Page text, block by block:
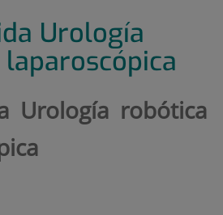
Urología
Urología robótica